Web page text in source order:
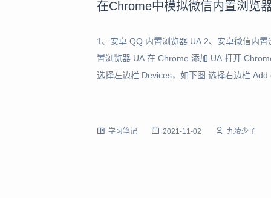
在Chrome中模拟微信内置浏览
1、安卓 QQ 内置浏览器 UA 2、安卓微信内
置浏览器 UA 在 Chrome 添加 UA 打开
选择左边栏 Devices，如下图 选择右边栏
学习笔记 2021-11-02 九凌少子